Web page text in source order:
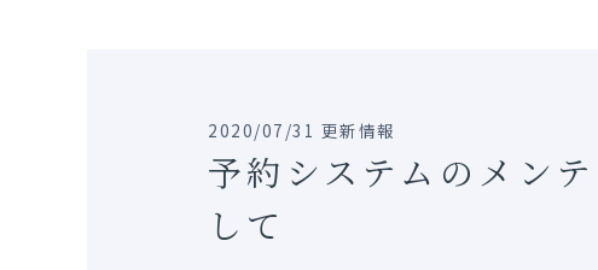
2020/07/31 更新情報
予約システムのメン
して